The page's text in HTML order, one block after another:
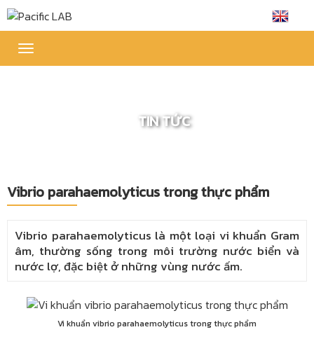
Toggle
navigation
TIN TỨC
Vibrio parahaemolyticus trong thực phẩm
Vibrio parahaemolyticus là một loại vi khuẩn Gram
âm, thường sống trong môi trường nước biển và
nước lợ, đặc biệt ở những vùng nước ấm.
Vi khuẩn vibrio parahaemolyticus trong thực phẩm